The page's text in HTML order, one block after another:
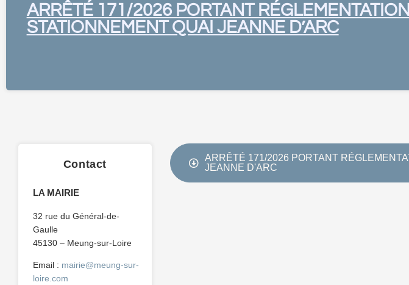
ARRÊTÉ 171/2026 PORTANT
STATIONNEMENT QUAI JEANNE D’ARC
Contact
LA MAIRIE
32 rue du Général-de-
Gaulle
45130 – Meung-sur-Loire
Email : mairie@meung-sur-
loire.com
ARRÊTÉ 171/2026 PORTANT
JEANNE D'ARC